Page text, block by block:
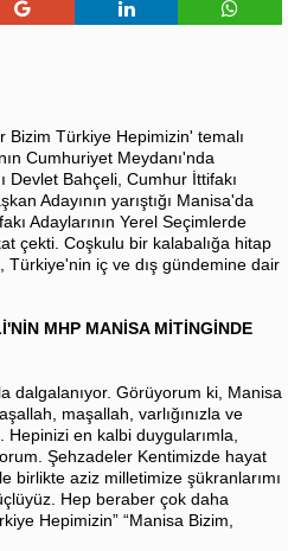
Türkiye Hepimizin' temalı
Cumhuriyet Meydanı'nda
Devlet Bahçeli, Cumhur İttifakı
Adayının yarıştığı Manisa'da
Adaylarının Yerel Seçimlerde
çekti. Coşkulu bir kalabalığa hitap
iç ve dış gündemine dair
MHP MANİSA MİTİNGİNDE
dalgalanıyor. Görüyorum ki, Manisa
maşallah, varlığınızla ve
Hepinizi en kalbi duygularımla,
Şehzadeler Kentimizde hayat
birlikte aziz milletimize şükranlarımı
Hep beraber çok daha
Hepimizin” “Manisa Bizim,